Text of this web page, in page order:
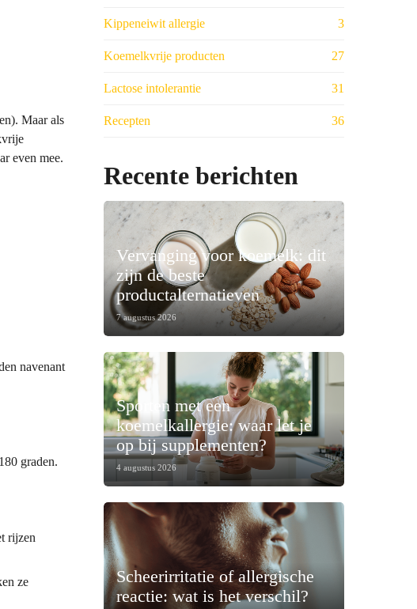
Maar als
even mee.
navenant
graden.
rijzen
ze
Kippeneiwit allergie 3
Koemelkvrije producten 27
Lactose intolerantie 31
Recepten 36
Recente berichten
Vervanging voor koemelk: dit
zijn de beste
productalternatieven
7 augustus 2026
Sporten met een
koemelkallergie: waar let je
op bij supplementen?
4 augustus 2026
Scheerirritatie of allergische
reactie: wat is het verschil?